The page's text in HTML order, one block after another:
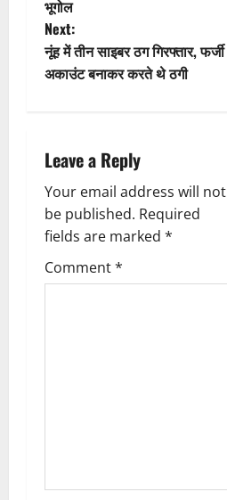
s
t
v
i
g
a
भूगोल
Next:
नूंह में तीन साइबर ठग गिरफ्तार, फर्जी
अकाउंट बनाकर करते थे ठगी
Leave a Reply
Your email address will not
be published. Required
fields are marked *
Comment*